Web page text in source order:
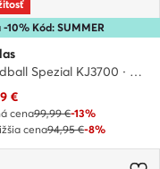
-10% Kód: SUMMER
Handball Spezial KJ3700 · Halové topánky
cena
€
cena99,99 €-13%
cena94,95 €-8%